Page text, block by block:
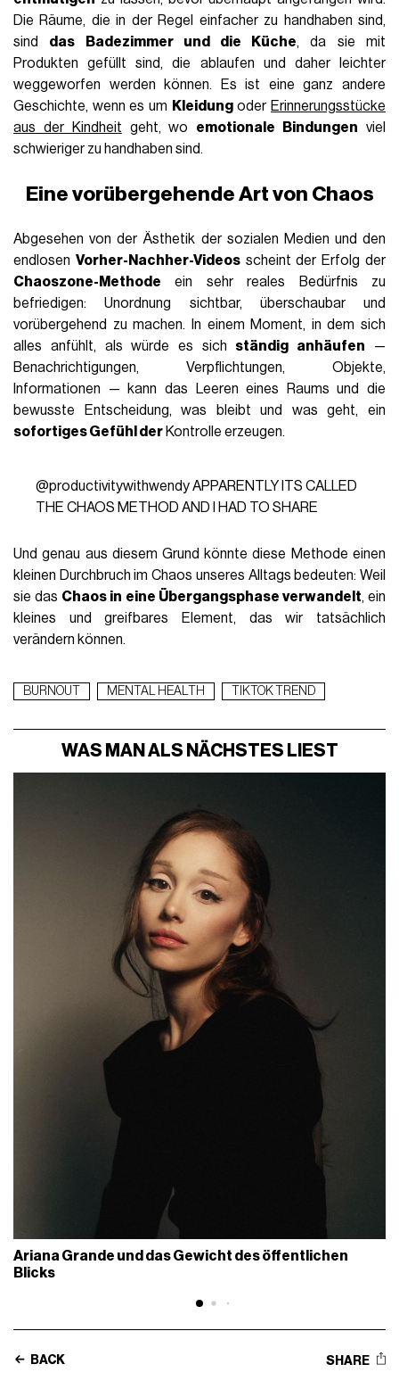
Die Räume, die in der Regel einfacher zu handhaben sind,
sind das Badezimmer und die Küche, da sie mit
Produkten gefüllt sind, die ablaufen und daher leichter
weggeworfen werden können. Es ist eine ganz andere
Geschichte, wenn es um Kleidungoder Erinnerungsstücke
aus der Kindheit geht, wo emotionale Bindungen viel
schwieriger zu handhaben sind.
Eine vorübergehende Art von Chaos
Abgesehen von der Ästhetik der sozialen Medien und den
endlosen Vorher-Nachher-Videosscheint der Erfolg der
Chaoszone-Methode ein sehr reales Bedürfnis zu
befriedigen: Unordnung sichtbar, überschaubar und
vorübergehend zu machen. In einem Moment, in dem sich
alles anfühlt, als würde es sich ständig anhäufen —
Benachrichtigungen, Verpflichtungen, Objekte,
Informationen — kann das Leeren eines Raums und die
bewusste Entscheidung, was bleibt und was geht, ein
sofortiges Gefühl der Kontrolle erzeugen.
@productivitywithwendyAPPARENTLY ITS CALLED
THE CHAOS METHOD AND I HAD TO SHARE
Und genau aus diesem Grund könnte diese Methode einen
kleinen Durchbruch im Chaos unseres Alltags bedeuten: Weil
sie das Chaos in eine Übergangsphase verwandelt, ein
kleines und greifbares Element, das wir tatsächlich
verändern können.
BURNOUT MENTAL HEALTH TIKTOK TREND
WAS MAN ALS NÄCHSTES LIEST
Ariana Grande und das Gewicht des öffentlichen
Blicks
BACK SHARE